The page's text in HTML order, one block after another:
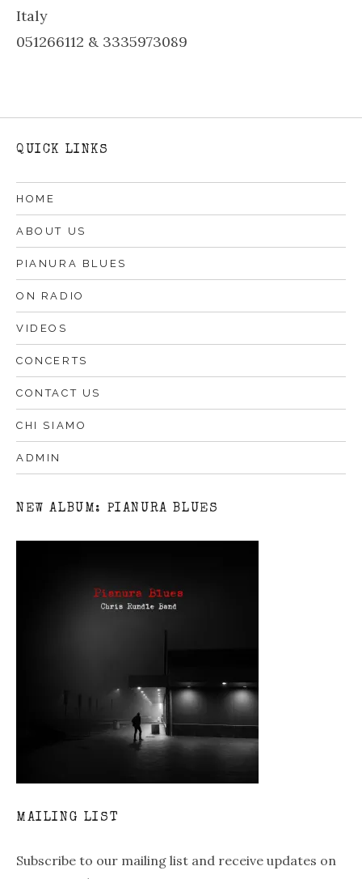
Italy
051266112 & 3335973089
QUICK LINKS
HOME
ABOUT US
PIANURA BLUES
ON RADIO
VIDEOS
CONCERTS
CONTACT US
CHI SIAMO
ADMIN
NEW ALBUM: PIANURA BLUES
MAILING LIST
Subscribe to our mailing list and receive updates on